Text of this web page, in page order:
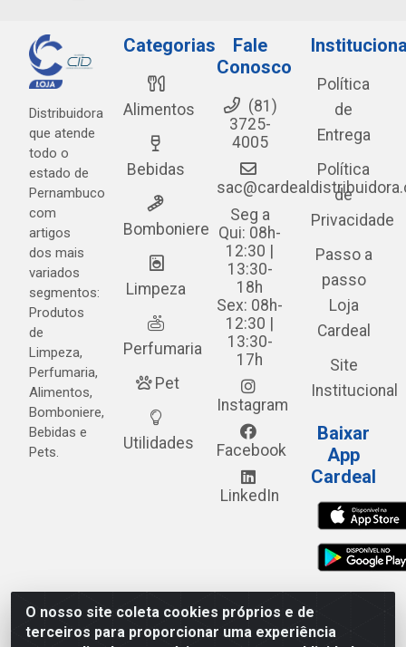
O nosso site coleta cookies próprios e de
terceiros para proporcionar uma experiência
Distribuidora
que atende
todo o
estado de
Pernambuco
com
artigos
dos mais
variados
segmentos:
Produtos
de
Limpeza,
Perfumaria,
Alimentos,
Bomboniere,
Bebidas e
Pets.
Categorias
Alimentos
Bebidas
Bomboniere
Limpeza
Perfumaria
Pet
Utilidades
Fale
Conosco
(81)
3725-
4005
Seg a
Qui: 08h-
12:30 |
13:30-
18h
Sex: 08h-
12:30 |
13:30-
17h
Instagram
Facebook
LinkedIn
Política
de
Entrega
Política
de
Privacidade
Passo a
passo
Loja
Cardeal
Site
Institucional
Baixar
App
Cardeal
Cardeal Distribuidora - Estrada Alto do Moura, 582 - Alto
do Moura - Caruaru/PE - CEP 55.040-120 - CNPJ